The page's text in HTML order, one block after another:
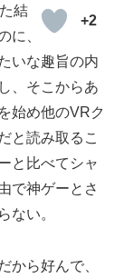
+2
結
に、
いな趣旨の内
、そこからあ
始め他のVRク
と読み取るこ
と比べてシャ
で神ゲーとさ
ない。
から好んで、